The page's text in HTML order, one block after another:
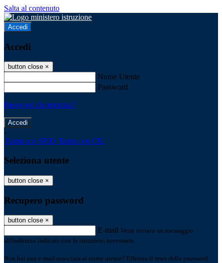
Salta al contenuto
Accedi
Accedi
button close ×
Nome Utente
Password
Password dimenticata?
-
Entra con SPID Entra con CIE
Seleziona utente
button close ×
Recupero password
button close ×
E-mail Verrà inviato un messaggio
all'indirizzo indicato con le istruzioni necessarie.
Non hai una e-mail associata al nome utente? Effettua il reset della password